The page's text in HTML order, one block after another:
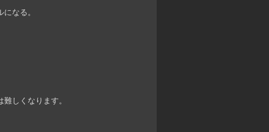
なる。
しくなります。